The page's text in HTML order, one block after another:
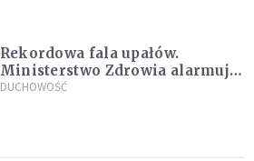
Rekordowa fala upałów.
Ministerstwo Zdrowia alarmuje
po doświadczeniach z czerwca
DUCHOWOŚĆ